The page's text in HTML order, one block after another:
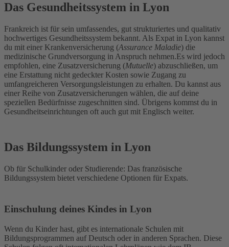
Das Gesundheitssystem in Lyon
Frankreich ist für sein umfassendes, gut strukturiertes und qualitativ
hochwertiges Gesundheitssystem bekannt. Als Expat in Lyon kannst
du mit einer Krankenversicherung (Assurance Maladie) die
medizinische Grundversorgung in Anspruch nehmen.Es wird jedoch
empfohlen, eine Zusatzversicherung (Mutuelle) abzuschließen, um
eine Erstattung nicht gedeckter Kosten sowie Zugang zu
umfangreicheren Versorgungsleistungen zu erhalten. Du kannst aus
einer Reihe von Zusatzversicherungen wählen, die auf deine
speziellen Bedürfnisse zugeschnitten sind. Übrigens kommst du in
Gesundheitseinrichtungen oft auch gut mit Englisch weiter.
Das Bildungssystem in Lyon
Ob für Schulkinder oder Studierende: Das französische
Bildungssystem bietet verschiedene Optionen für Expats.
Einschulung deines Kindes in Lyon
Wenn du Kinder hast, gibt es internationale Schulen mit
Bildungsprogrammen auf Deutsch oder in anderen Sprachen. Diese